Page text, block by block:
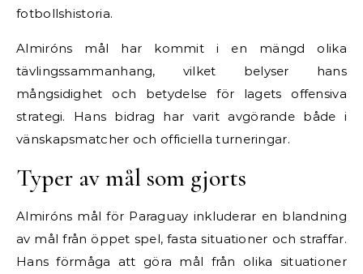
fotbollshistoria.
Almiróns mål har kommit i en mängd olika
tävlingssammanhang, vilket belyser hans
mångsidighet och betydelse för lagets offensiva
strategi. Hans bidrag har varit avgörande både i
vänskapsmatcher och officiella turneringar.
Typer av mål som gjorts
Almiróns mål för Paraguay inkluderar en blandning
av mål från öppet spel, fasta situationer och straffar.
Hans förmåga att göra mål från olika situationer